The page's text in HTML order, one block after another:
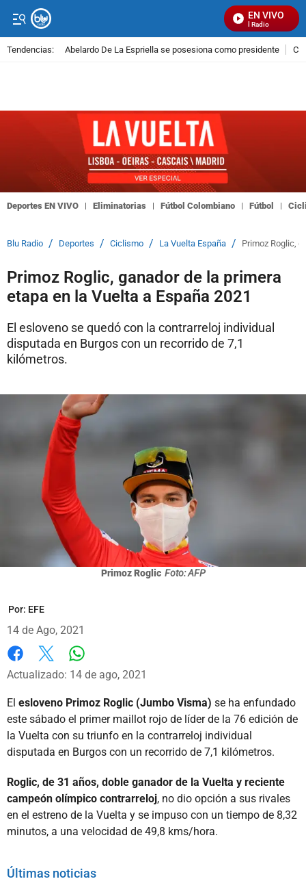
EN VIVO
Señal Visual Radio
Tendencias: Abelardo De La Espriella se posesiona como presidente
Deportes EN VIVO Eliminatorias Fútbol Colombiano Fútbol
Blu Radio / Deportes / Ciclismo / La Vuelta España / Primoz Roglic,
Primoz Roglic, ganador de la primera
etapa en la Vuelta a España 2021
El esloveno se quedó con la contrarreloj individual
disputada en Burgos con un recorrido de 7,1
kilómetros.
Primoz Roglic Foto: AFP
Por: EFE
14 de Ago, 2021
Facebook
X
Actualizado: 14 de ago, 2021
El esloveno Primoz Roglic (Jumbo Visma) se ha enfundado
este sábado el primer maillot rojo de líder de la 76 edición de
la Vuelta con su triunfo en la contrarreloj individual
disputada en Burgos con un recorrido de 7,1 kilómetros.
Roglic, de 31 años, doble ganador de la Vuelta y reciente
campeón olímpico contrarreloj, no dio opción a sus rivales
en el estreno de la Vuelta y se impuso con un tiempo de 8,32
minutos, a una velocidad de 49,8 kms/hora.
Últimas noticias